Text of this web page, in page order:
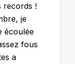
records !
je
écoulée
fous
a